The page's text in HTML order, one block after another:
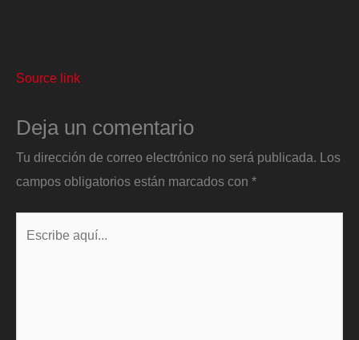
Source link
Deja un comentario
Tu dirección de correo electrónico no será publicada. Los
campos obligatorios están marcados con *